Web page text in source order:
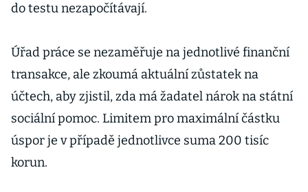
do testu nezapočítávají.
Úřad práce se nezaměřuje na jednotlivé finanční
transakce, ale zkoumá aktuální zůstatek na
účtech, aby zjistil, zda má žadatel nárok na státní
sociální pomoc. Limitem pro maximální částku
úspor je v případě jednotlivce suma 200 tisíc
korun.